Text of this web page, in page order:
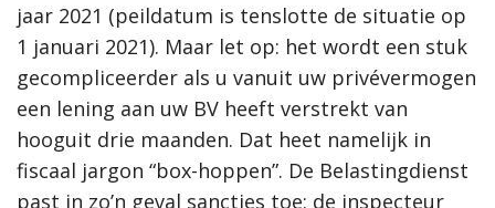
jaar 2021 (peildatum is tenslotte de situatie op
1 januari 2021). Maar let op: het wordt een stuk
gecompliceerder als u vanuit uw privévermogen
een lening aan uw BV heeft verstrekt van
hooguit drie maanden. Dat heet namelijk in
fiscaal jargon “box-hoppen”. De Belastingdienst
past in zo’n geval sancties toe: de inspecteur